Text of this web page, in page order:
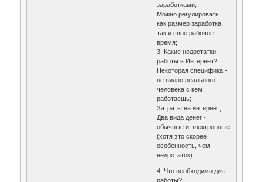
заработками;
Можно регулировать
как размер заработка,
так и свое рабочее
время;
3. Какие недостатки
работы в Интернет?
Некоторая специфика -
не видно реального
человека с кем
работаешь;
Затраты на интернет;
Два вида денег -
обычные и электронные
(хотя это скорее
особенность, чем
недостаток).
4. Что необходимо для
работы?